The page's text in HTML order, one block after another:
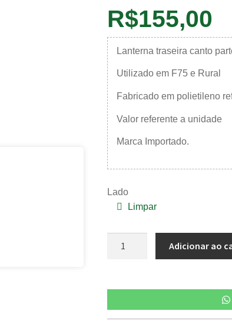
R$155,00
Lanterna traseira canto
Utilizado em F75 e Rural
Fabricado em polietileno
Valor referente a unidade
Marca Importado.
Lado
Limpar
Adicionar ao